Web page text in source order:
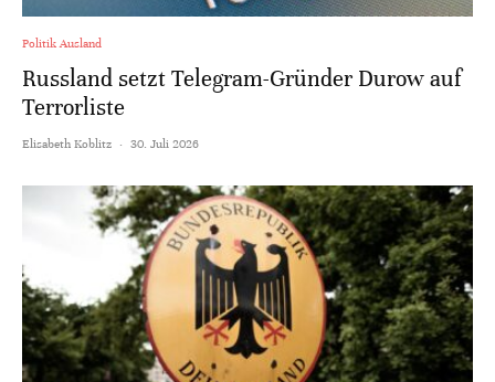
Politik Ausland
Russland setzt Telegram-Gründer Durow auf
Terrorliste
Elisabeth Koblitz · 30. Juli 2026